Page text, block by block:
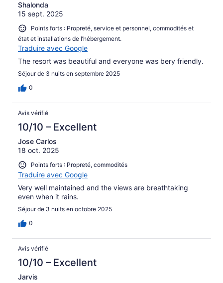
Shalonda
15 sept. 2025
Points forts : Propreté, service et personnel, commodités et
état et installations de l’hébergement.
Traduire avec Google
The resort was beautiful and everyone was bery friendly.
Séjour de 3 nuits en septembre 2025
0
Avis vérifié
10/10 – Excellent
Jose Carlos
18 oct. 2025
Points forts : Propreté, commodités
Traduire avec Google
Very well maintained and the views are breathtaking
even when it rains.
Séjour de 3 nuits en octobre 2025
0
Avis vérifié
10/10 – Excellent
Jarvis